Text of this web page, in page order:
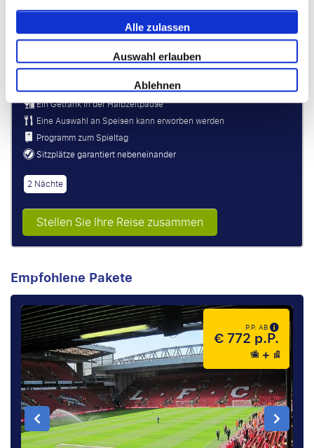
Alle zulassen
Auswahl erlauben
Ablehnen
unterster Rang
Ein Getränk in der Halbzeitpause
Eine Auswahl an Speisen kann erworben werden
Programm zum Spieltag
Sitzplätze garantiert nebeneinander
2 Nächte
Stellen Sie Ihre Reise zusammen
Empfohlene Pakete
P.P. AB
€ 772 p.P.